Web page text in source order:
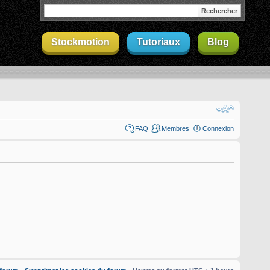
Stockmotion Tutoriaux Blog
FAQ Membres Connexion